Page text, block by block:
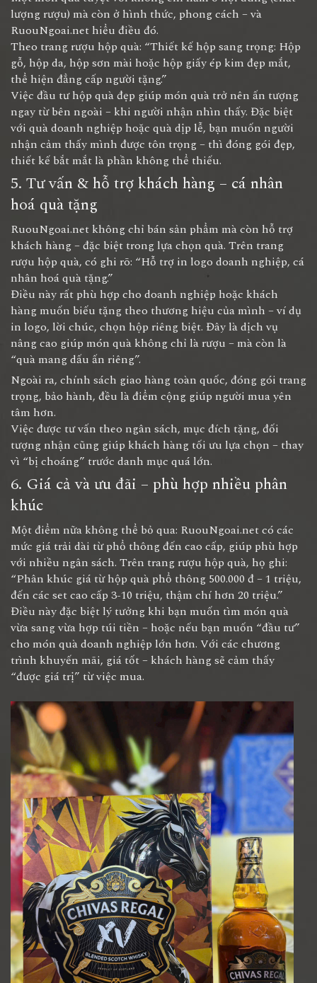
lượng rượu) mà còn ở hình thức, phong cách – và
RuouNgoai.net hiểu điều đó.
Theo trang rượu hộp quà: “Thiết kế hộp sang trọng: Hộp
gỗ, hộp da, hộp sơn mài hoặc hộp giấy ép kim đẹp mắt,
thể hiện đẳng cấp người tặng.”
Việc đầu tư hộp quà đẹp giúp món quà trở nên ấn tượng
ngay từ bên ngoài – khi người nhận nhìn thấy. Đặc biệt
với quà doanh nghiệp hoặc quà dịp lễ, bạn muốn người
nhận cảm thấy mình được tôn trọng – thì đóng gói đẹp,
thiết kế bắt mắt là phần không thể thiếu.
5. Tư vấn & hỗ trợ khách hàng – cá nhân
hoá quà tặng
RuouNgoai.net không chỉ bán sản phẩm mà còn hỗ trợ
khách hàng – đặc biệt trong lựa chọn quà. Trên trang
rượu hộp quà, có ghi rõ: “Hỗ trợ in logo doanh nghiệp, cá
nhân hoá quà tặng.”
Điều này rất phù hợp cho doanh nghiệp hoặc khách
hàng muốn biếu tặng theo thương hiệu của mình – ví dụ
in logo, lời chúc, chọn hộp riêng biệt. Đây là dịch vụ
nâng cao giúp món quà không chỉ là rượu – mà còn là
“quà mang dấu ấn riêng”.
Ngoài ra, chính sách giao hàng toàn quốc, đóng gói trang
trọng, bảo hành, đều là điểm cộng giúp người mua yên
tâm hơn.
Việc được tư vấn theo ngân sách, mục đích tặng, đối
tượng nhận cũng giúp khách hàng tối ưu lựa chọn – thay
vì “bị choáng” trước danh mục quá lớn.
6. Giá cả và ưu đãi – phù hợp nhiều phân
khúc
Một điểm nữa không thể bỏ qua: RuouNgoai.net có các
mức giá trải dài từ phổ thông đến cao cấp, giúp phù hợp
với nhiều ngân sách. Trên trang rượu hộp quà, họ ghi:
“Phân khúc giá từ hộp quà phổ thông 500.000 đ – 1 triệu,
đến các set cao cấp 3-10 triệu, thậm chí hơn 20 triệu.”
Điều này đặc biệt lý tưởng khi bạn muốn tìm món quà
vừa sang vừa hợp túi tiền – hoặc nếu bạn muốn “đầu tư”
cho món quà doanh nghiệp lớn hơn. Với các chương
trình khuyến mãi, giá tốt – khách hàng sẽ cảm thấy
“được giá trị” từ việc mua.